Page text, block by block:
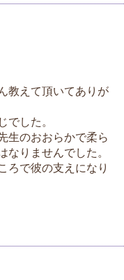
教えて頂いてありが
した。
生のおおらかで柔ら
りませんでした。
ろで彼の支えになり